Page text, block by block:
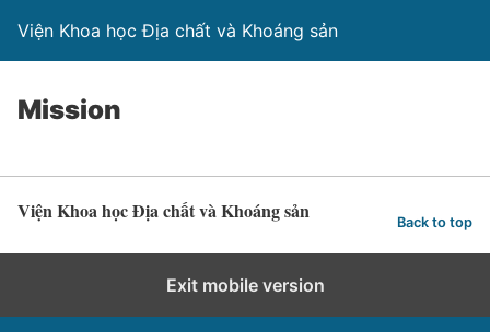
Viện Khoa học Địa chất và Khoáng sản
Mission
Viện Khoa học Địa chất và Khoáng sản Back to top
Exit mobile version